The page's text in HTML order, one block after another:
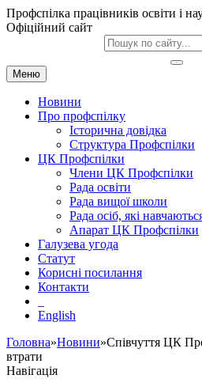
Профспілка працівників освіти і
Офіційний сайт
Меню
Новини
Про профспілку
Історична довідка
Структура Профспілки
ЦК Профспілки
Члени ЦК Профспілки
Рада освіти
Рада вищої школи
Рада осіб, які
Апарат ЦК Профспілки
Галузева угода
Статут
Корисні посилання
Контакти
English
Головна»Новини»Співчуття ЦК
втрати
Навігація